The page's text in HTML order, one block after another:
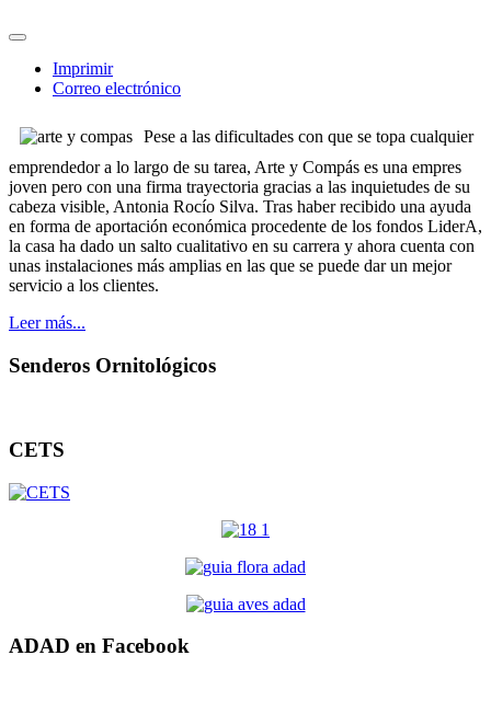
Imprimir
Correo electrónico
Pese a las dificultades con que se topa cualquier
emprendedor a lo largo de su tarea, Arte y Compás es una empres
joven pero con una firma trayectoria gracias a las inquietudes de su
cabeza visible, Antonia Rocío Silva. Tras haber recibido una ayuda
en forma de aportación económica procedente de los fondos LiderA,
la casa ha dado un salto cualitativo en su carrera y ahora cuenta con
unas instalaciones más amplias en las que se puede dar un mejor
servicio a los clientes.
Leer más...
Senderos Ornitológicos
CETS
ADAD en Facebook